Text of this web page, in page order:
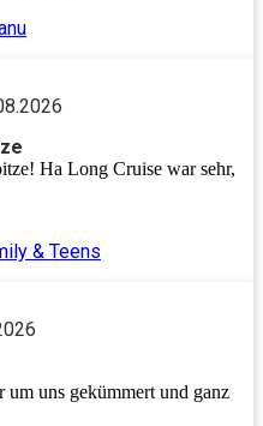
miteinander beschäftigt. Und
komplett in der Natur zu sein
Kontakt zur Zivilisation. Und
haben - nicht zuletzt dank
tollen Guides - gelernt, Brot
Kuchen über dem Feuer zu
Danke für die schöne
Ha Long Cruise war sehr,
& Teens
um uns gekümmert und ganz